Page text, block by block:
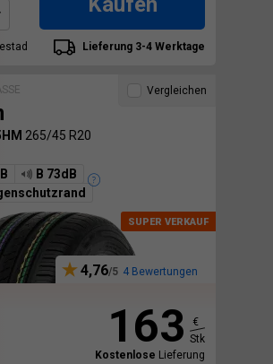
Lieferung 3-4 Werktage
265/45 R20
B
B 73dB
4,76 4 Bewertungen
Vergleichen
163
€
Stk
Kostenlose Lieferung